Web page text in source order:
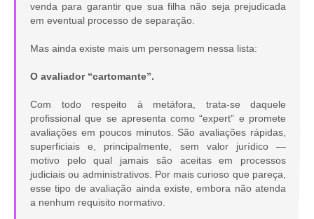
venda para garantir que sua filha não seja prejudicada
em eventual processo de separação.
Mas ainda existe mais um personagem nessa lista:
O avaliador “cartomante”.
Com todo respeito à metáfora, trata-se daquele
profissional que se apresenta como “expert” e promete
avaliações em poucos minutos. São avaliações rápidas,
superficiais e, principalmente, sem valor jurídico —
motivo pelo qual jamais são aceitas em processos
judiciais ou administrativos. Por mais curioso que pareça,
esse tipo de avaliação ainda existe, embora não atenda
a nenhum requisito normativo.